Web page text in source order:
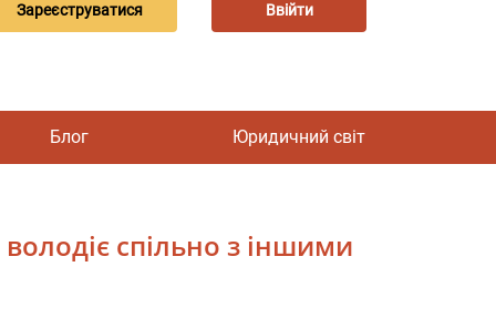
Зареєструватися Ввійти
Блог Юридичний світ
спільно з іншими